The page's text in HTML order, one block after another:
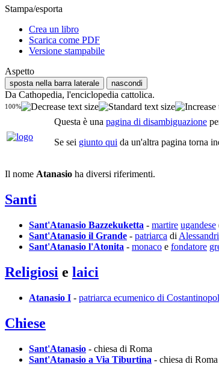
Stampa/esporta
Crea un libro
Scarica come PDF
Versione stampabile
Aspetto
sposta nella barra laterale nascondi
Da Cathopedia, l'enciclopedia cattolica.
100%
Questa è una pagina di disambiguazione
Se sei giunto qui da un'altra pagina torna
Il nome Atanasio ha diversi riferimenti.
Santi
Sant'Atanasio Bazzekuketta - martire ugandese
Sant'Atanasio il Grande - patriarca di
Sant'Atanasio l'Atonita - monaco e fondatore
Religiosi e laici
Atanasio I - patriarca ecumenico di
Chiese
Sant'Atanasio - chiesa di Roma
Sant'Atanasio a Via Tiburtina - chiesa di Roma